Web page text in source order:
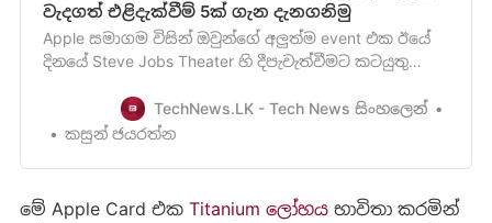
වැදගත් එළිදැක්වීම් 5ක් ගැන දැනගනිමු
Apple සමාගම විසින් ඔවුන්ගේ අලුත්ම event එක ඊයේ
දිනයේ Steve Jobs Theater හි දීපැවැත්වීමට කටයුතු
event-expected-to-announce-new-tv-service/] අපි
ඔබවමේ මාසයේ මුල් දිනවල වාර්ථා කළා මතක ඇති. අප
TechNews.LK - Tech News සිංහලෙන්
කසුන් ජයරත්න
මේ Apple Card එක Titanium ලෝහයභාවිතා කරමින්